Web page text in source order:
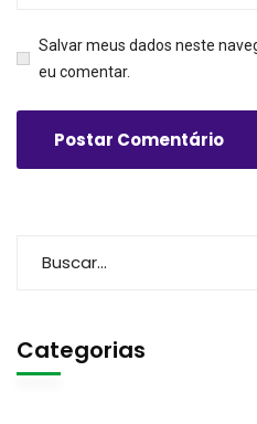
Salvar meus dados neste
eu comentar.
Categorias